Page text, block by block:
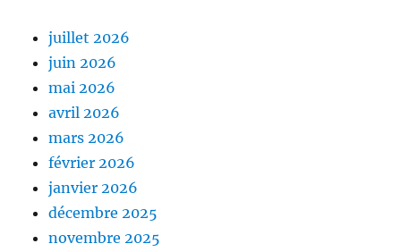
juillet 2026
juin 2026
mai 2026
avril 2026
mars 2026
février 2026
janvier 2026
décembre 2025
novembre 2025